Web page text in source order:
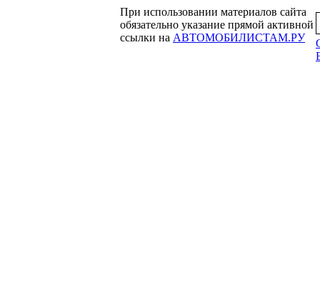
При использовании материалов сайта
обязательно указание прямой активной
ссылки на АВТОМОБИЛИСТАМ.РУ